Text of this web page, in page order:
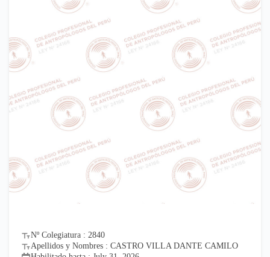
Nº Colegiatura : 2840
Apellidos y Nombres : CASTRO VILLA DANTE CAMILO